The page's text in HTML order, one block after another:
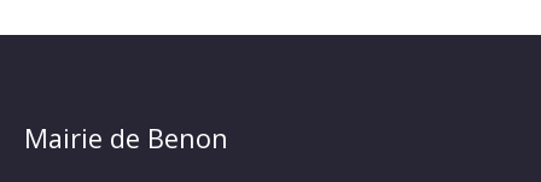
Mairie de Benon